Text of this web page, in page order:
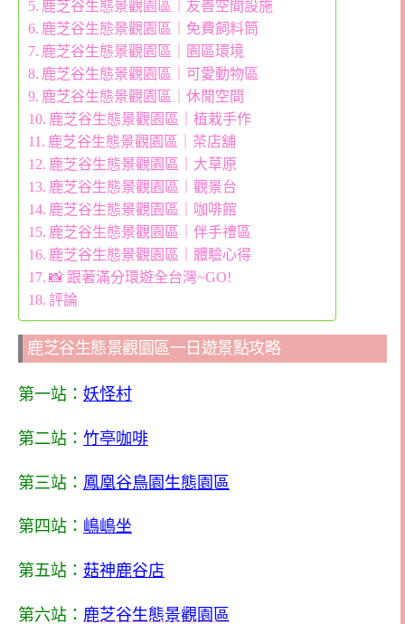
鹿芝谷生態景觀園區｜友善空間設施
鹿芝谷生態景觀園區｜免費飼料筒
鹿芝谷生態景觀園區｜園區環境
鹿芝谷生態景觀園區｜可愛動物區
鹿芝谷生態景觀園區｜休閒空間
鹿芝谷生態景觀園區｜植栽手作
鹿芝谷生態景觀園區｜茶店舖
鹿芝谷生態景觀園區｜大草原
鹿芝谷生態景觀園區｜觀景台
鹿芝谷生態景觀園區｜咖啡館
鹿芝谷生態景觀園區｜伴手禮區
鹿芝谷生態景觀園區｜體驗心得
📸 跟著滿分環遊全台灣~GO!
評論
鹿芝谷生態景觀園區一日遊景點攻略
第一站： 妖怪村
第二站： 竹亭咖啡
第三站： 鳳凰谷鳥園生態園區
第四站： 嶋嶋坐
第五站： 菇神鹿谷店
第六站： 鹿芝谷生態景觀園區